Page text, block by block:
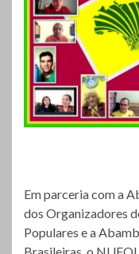
Em parceria com a
dos Organizadores
Populares e a